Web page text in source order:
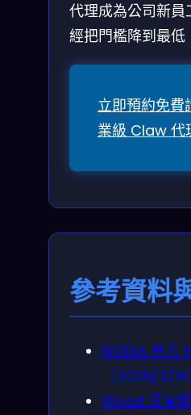
代理成為公司新
經把門檻降到最低
立即預約免費
業級 Claw 代
參考資料
NVIDIA 官方
（2026/3/16
Wired 深度